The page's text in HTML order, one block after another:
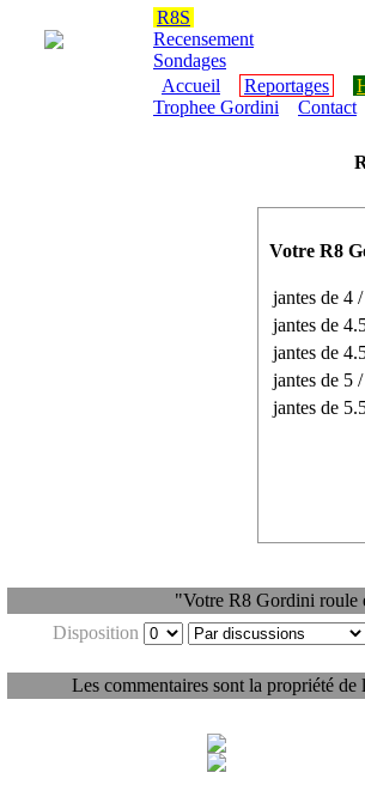
R8S
Recensement
Sondages
Accueil
Reportages
Trophee Gordini
Contact
Votre R8
jantes de 4
jantes de
jantes de
jantes de 5
jantes de
"Votre R8 Gordini roule
Disposition
Les commentaires sont la propriété de